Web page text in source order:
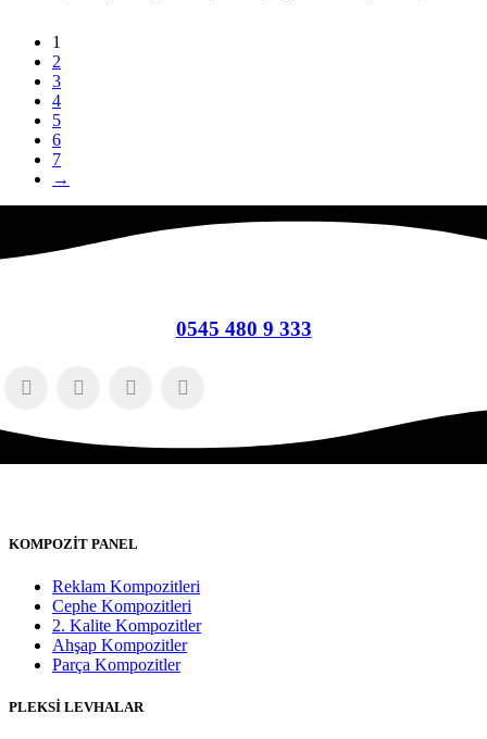
1
2
3
4
5
6
7
→
0545 480 9 333
KOMPOZİT PANEL
Reklam Kompozitleri
Cephe Kompozitleri
2. Kalite Kompozitler
Ahşap Kompozitler
Parça Kompozitler
PLEKSİ LEVHALAR